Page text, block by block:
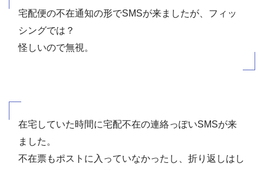
宅配便の不在通知の形でSMSが来ましたが、フィッ
シングでは？
怪しいので無視。
在宅していた時間に宅配不在の連絡っぽいSMSが来
ました。
不在票もポストに入っていなかったし、折り返しはし